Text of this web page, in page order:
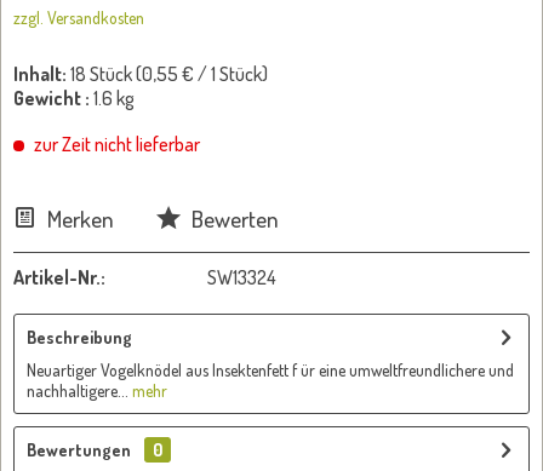
zzgl. Versandkosten
Inhalt: 18 Stück (0,55 € / 1 Stück)
Gewicht : 1.6 kg
zur Zeit nicht lieferbar
Merken Bewerten
Artikel-Nr.: SW13324
Beschreibung
Neuartiger Vogelknödel aus Insektenfett f ür eine umweltfreundlichere und
nachhaltigere...
mehr
Bewertungen
0